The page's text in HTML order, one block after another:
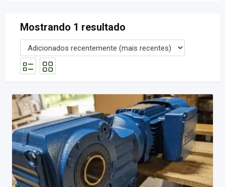
Mostrando 1 resultado